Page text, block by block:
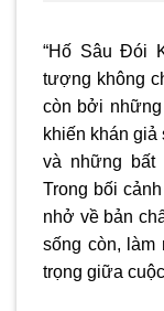
“Hố Sâu Đói
tượng không
còn bởi
khiến khán giả
và những bất
Trong bối
nhở về bản
sống còn, làm
trọng giữa